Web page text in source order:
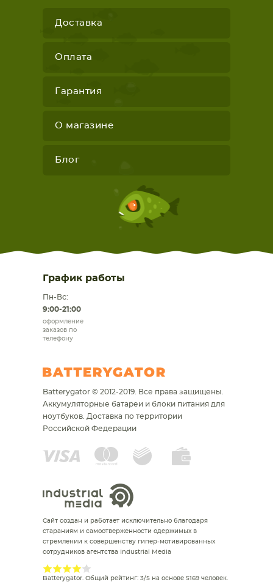
Доставка
Оплата
Гарантия
О магазине
Блог
График работы
Пн-Вс:
9:00-21:00
оформление
заказов по
телефону
Batterygator © 2012-2019. Все права защищены.
Аккумуляторные батареи и блоки питания для
ноутбуков. Доставка по территории
Российской Федерации
Сайт создан и работает исключительно благодаря
стараниям и самоотверженности одержимых в
стремлении к совершенству гипер-мотивированных
сотрудников агентства Industrial Media
Batterygator. Общий рейтинг: 3/5 на основе 5169 человек.